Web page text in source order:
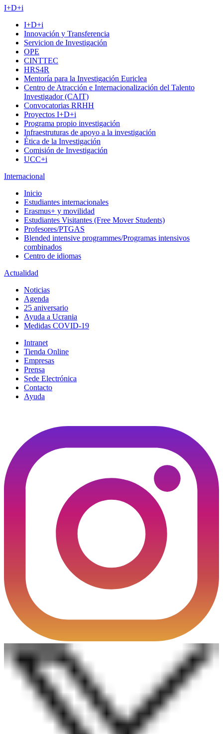
I+D+i
I+D+i
Innovación y Transferencia
Servicion de Investigación
OPE
CINTTEC
HRS4R
Mentoría para la Investigación Euriclea
Centro de Atracción e Internacionalización del Talento
Investigador (CAIT)
Convocatorias RRHH
Proyectos I+D+i
Programa propio investigación
Infraestruturas de apoyo a la investigación
Ética de la Investigación
Comisión de Investigación
UCC+i
Internacional
Inicio
Estudiantes internacionales
Erasmus+ y movilidad
Estudiantes Visitantes (Free Mover Students)
Profesores/PTGAS
Blended intensive programmes/Programas intensivos
combinados
Centro de idiomas
Actualidad
Noticias
Agenda
25 aniversario
Ayuda a Ucrania
Medidas COVID-19
Intranet
Tienda Online
Empresas
Prensa
Sede Electrónica
Contacto
Ayuda